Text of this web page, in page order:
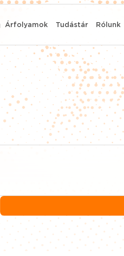
Árfolyamok Tudástár Rólunk